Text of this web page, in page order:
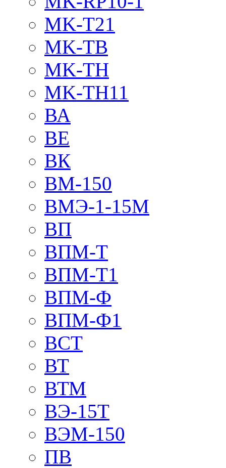
MK-T21
MK-TB
MK-TH
MK-TH11
ВА
ВЕ
ВК
ВМ-150
ВМЭ-1-15М
ВП
ВПМ-Т
ВПМ-Т1
ВПМ-Ф
ВПМ-Ф1
ВСТ
ВТ
ВТМ
ВЭ-15Т
ВЭМ-150
ПВ